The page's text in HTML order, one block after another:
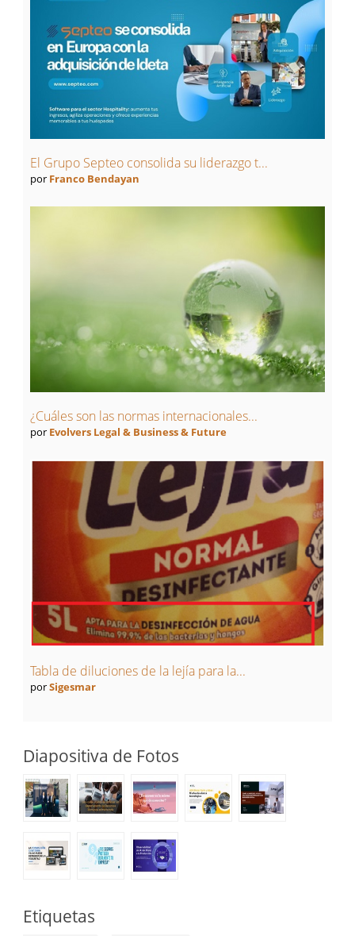
El Grupo Septeo consolida su liderazgo t...
por Franco Bendayan
¿Cuáles son las normas internacionales...
por Evolvers Legal & Business & Future
Tabla de diluciones de la lejía para la...
porSigesmar
Diapositiva de Fotos
Etiquetas